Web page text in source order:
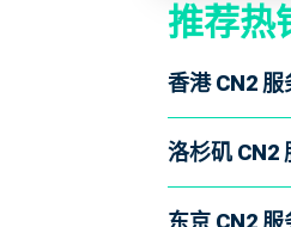
推荐热
香港 CN2 服
洛杉矶 CN2
东京 CN2 服